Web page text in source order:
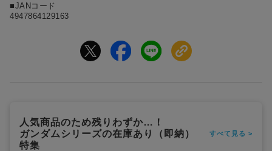
■JANコード
4947864129163
人気商品のため残りわずか…！
ガンダムシリーズの在庫あり（即納）
特集
すべて見る >